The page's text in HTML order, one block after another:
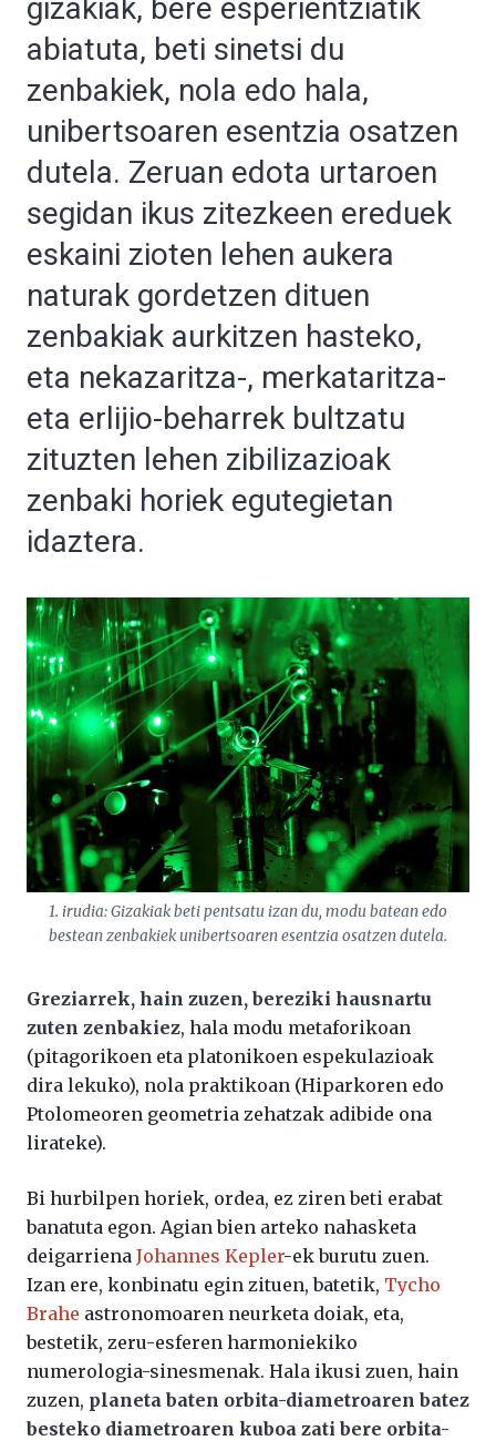
gizakiak, bere esperientziatik
abiatuta, beti sinetsi du
zenbakiek, nola edo hala,
unibertsoaren esentzia osatzen
dutela. Zeruan edota urtaroen
segidan ikus zitezkeen ereduek
eskaini zioten lehen aukera
naturak gordetzen dituen
zenbakiak aurkitzen hasteko,
eta nekazaritza-, merkataritza-
eta erlijio-beharrek bultzatu
zituzten lehen zibilizazioak
zenbaki horiek egutegietan
idaztera.
1. irudia: Gizakiak beti pentsatu izan du, modu batean edo
bestean zenbakiek unibertsoaren esentzia osatzen dutela.
Greziarrek, hain zuzen, bereziki hausnartu
zuten zenbakiez, hala modu metaforikoan
(pitagorikoen eta platonikoen espekulazioak
dira lekuko), nola praktikoan (Hiparkoren edo
Ptolomeoren geometria zehatzak adibide ona
lirateke).
Bi hurbilpen horiek, ordea, ez ziren beti erabat
banatuta egon. Agian bien arteko nahasketa
deigarriena Johannes Kepler-ek burutu zuen.
Izan ere, konbinatu egin zituen, batetik, Tycho
Brahe astronomoaren neurketa doiak, eta,
bestetik, zeru-esferen harmoniekiko
numerologia-sinesmenak. Hala ikusi zuen, hain
zuzen, planeta baten orbita-diametroaren batez
besteko diametroaren kuboa zati bere orbita-